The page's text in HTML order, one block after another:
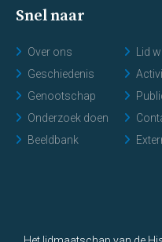
Snel naar
Over ons
Geschiedenis
Genootschap
Onderzoek doen
Beeldbank
Lid